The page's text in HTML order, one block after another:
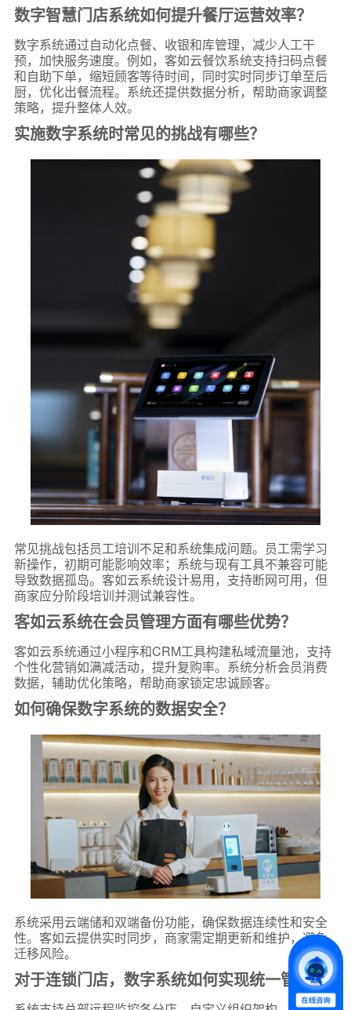
数字智慧门店系统如何提升餐厅运营效率？
数字系统通过自动化点餐、收银和库管理，减少人工干
预，加快服务速度。例如，客如云餐饮系统支持扫码点餐
和自助下单，缩短顾客等待时间，同时实时同步订单至后
厨，优化出餐流程。系统还提供数据分析，帮助商家调整
策略，提升整体人效。
实施数字系统时常见的挑战有哪些？
常见挑战包括员工培训不足和系统集成问题。员工需学习
新操作，初期可能影响效率；系统与现有工具不兼容可能
导致数据孤岛。客如云系统设计易用，支持断网可用，但
商家应分阶段培训并测试兼容性。
客如云系统在会员管理方面有哪些优势？
客如云系统通过小程序和CRM工具构建私域流量池，支持
个性化营销如满减活动，提升复购率。系统分析会员消费
数据，辅助优化策略，帮助商家锁定忠诚顾客。
如何确保数字系统的数据安全？
系统采用云端储和双端备份功能，确保数据连续性和安全
性。客如云提供实时同步，商家需定期更新和维护，避免
迁移风险。
对于连锁门店，数字系统如何实现统一管理？
联系方式
+86
*我的姓名